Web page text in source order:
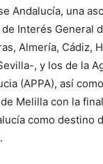
Andalucía, una
Interés General
Almería, Cádiz,
, y los de la
(APPA), así
Melilla con la
como destino